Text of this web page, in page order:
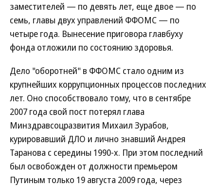
заместителей — по девять лет, еще двое — по
семь, главы двух управлений ФФОМС — по
четыре года. Вынесение приговора главбуху
фонда отложили по состоянию здоровья.
Дело "оборотней" в ФФОМС стало одним из
крупнейших коррупционных процессов последних
лет. Оно способствовало тому, что в сентябре
2007 года свой пост потерял глава
Минздравсоцразвития Михаил Зурабов,
курировавший ДЛО и лично знавший Андрея
Таранова с середины 1990-х. При этом последний
был освобожден от должности премьером
Путиным только 19 августа 2009 года, через